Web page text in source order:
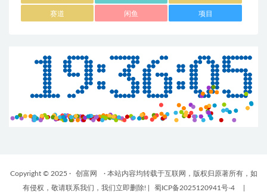
赛道 闲鱼 项目
Copyright © 2025 · 创富网
· 本站内容均转载于互联网，版权归原著所有，如
有侵权，敬请联系我们，我们立即删除!
蜀ICP备2025120941号-4